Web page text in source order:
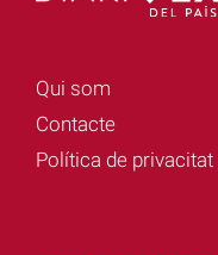
Qui som
Contacte
Política de privacitat